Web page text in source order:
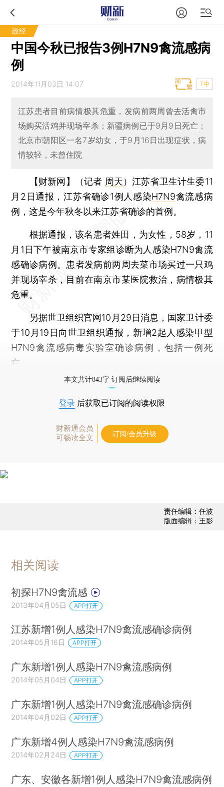
政经
中国今秋已报告3例H7N9禽流感病
例
2014年11月03日 14:07 T中
江苏患者目前病情极其危重，发病前两周曾去活禽市
场购买活鸡并现场宰杀；新疆病例已于9月9日死亡；
北京市朝阳区一名7岁幼女，于9月16日出现症状，病
情较轻，未曾住院
【财新网】（记者 周天）江苏省卫生计生委11
月2日通报，江苏省确诊1例人感染H7N9禽流感病
例，这是今年秋冬以来江苏省确诊的首例。
根据通报，该名患者姓田，为女性，58岁，11
月1日下午被南京市专家组诊断为人感染H7N9禽流
感确诊病例。患者发病前两周去菜市场买过一只鸡
并现场宰杀，目前在南京市某医院救治，病情极其
危重。
另据世卫组织官网10月29日消息，国家卫计委
于10月19日向世卫组织通报，新增2起人感染甲型
H7N9禽流感病毒实验室确诊病例，包括一例死
亡。
本文共计843字 订阅后继续阅读
登录 后获取已订阅的阅读权限
财新通会员
可畅读全文
订阅/会员升级
责任编辑：任波
版面编辑：王影
相关阅读
初探H7N9禽流感
2013年04月05日 APP打开
江苏新增1例人感染H7N9禽流感确诊病例
2014年05月16日 APP打开
广东新增1例人感染H7N9禽流感病例
2014年05月04日 APP打开
广东新增1例人感染H7N9禽流感确诊病例
2014年04月02日 APP打开
广东新增4例人感染H7N9禽流感病例
2014年02月24日 APP打开
广东、安徽各新增1例人感染H7N9禽流感病例